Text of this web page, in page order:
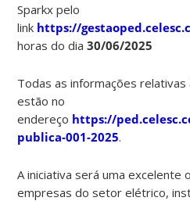
Sparkx pelo
link https://
horas do dia30/06/2025
Todas as informações relativas
estão no
endereço https://
publica-001-2025.
A iniciativa será uma excelente
empresas do setor elétrico,